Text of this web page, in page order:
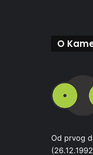
O
Od prvog